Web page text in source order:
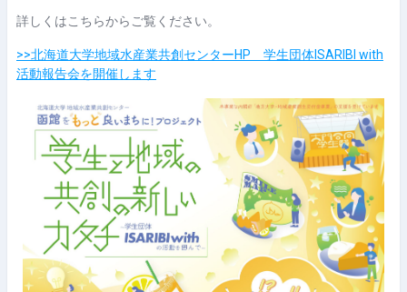
詳しくはこちらからご覧ください。
>>北海道大学地域水産業共創センターHP 学生団体ISARIBI with
活動報告会を開催します